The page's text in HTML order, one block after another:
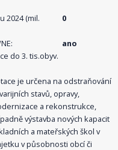
2024 (mil.
0
ano
do 3. tis.obyv.
je určena na odstraňování
stavů, opravy,
a rekonstrukce,
výstavba nových kapacit
a mateřských škol v
v působnosti obcí či